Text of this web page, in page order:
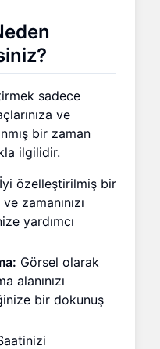
sadece
ve
bir zaman
ilgilidir.
İyi özelleştirilmiş bir
zamanınızı
yardımcı
Görsel olarak
alanınızı
bir dokunuş